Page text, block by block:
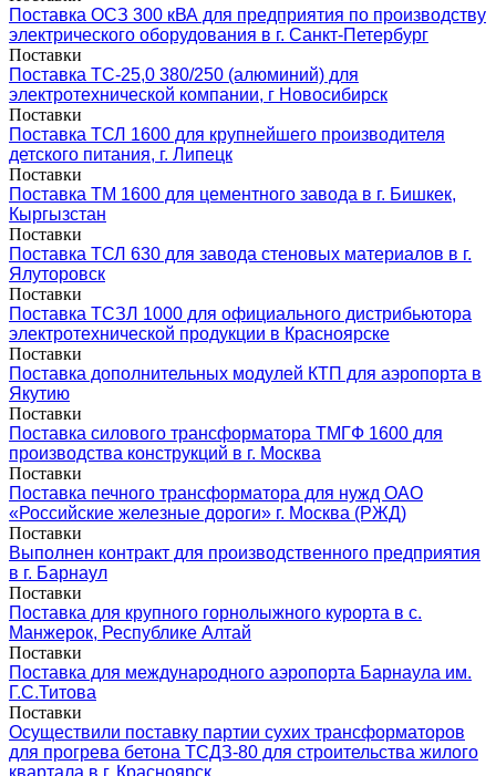
Поставка ОСЗ 300 кВА для предприятия по производству
электрического оборудования в г. Санкт-Петербург
Поставки
Поставка ТС-25,0 380/250 (алюминий) для
электротехнической компании, г Новосибирск
Поставки
Поставка ТСЛ 1600 для крупнейшего производителя
детского питания, г. Липецк
Поставки
Поставка ТМ 1600 для цементного завода в г. Бишкек,
Кыргызстан
Поставки
Поставка ТСЛ 630 для завода стеновых материалов в г.
Ялуторовск
Поставки
Поставка ТСЗЛ 1000 для официального дистрибьютора
электротехнической продукции в Красноярске
Поставки
Поставка дополнительных модулей КТП для аэропорта в
Якутию
Поставки
Поставка силового трансформатора ТМГФ 1600 для
производства конструкций в г. Москва
Поставки
Поставка печного трансформатора для нужд ОАО
«Российские железные дороги» г. Москва (РЖД)
Поставки
Выполнен контракт для производственного предприятия
в г. Барнаул
Поставки
Поставка для крупного горнолыжного курорта в с.
Манжерок, Республике Алтай
Поставки
Поставка для международного аэропорта Барнаула им.
Г.С.Титова
Поставки
Осуществили поставку партии сухих трансформаторов
для прогрева бетона ТСДЗ-80 для строительства жилого
квартала в г. Красноярск